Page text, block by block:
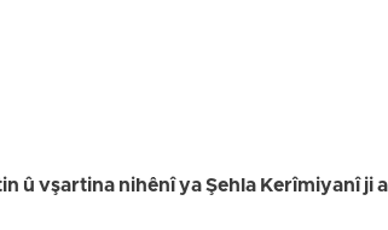
û vşartina nihênî ya Şehla Kerîmiyanî ji